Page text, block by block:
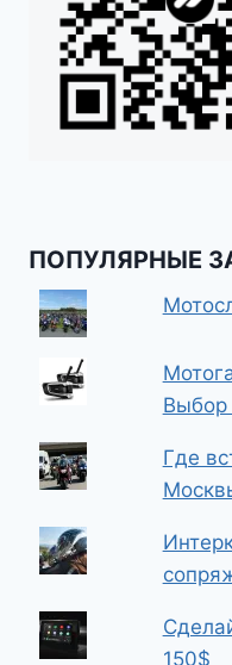
ПОПУЛЯРНЫЕ
Выбор
Где
150$